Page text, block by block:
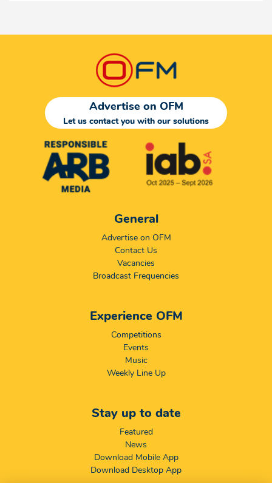
Advertise on OFM
Let us contact you with our solutions
General
Advertise on OFM
Contact Us
Vacancies
Broadcast Frequencies
Experience OFM
Competitions
Events
Music
Weekly Line Up
Stay up to date
Featured
News
Download Mobile App
Download Desktop App